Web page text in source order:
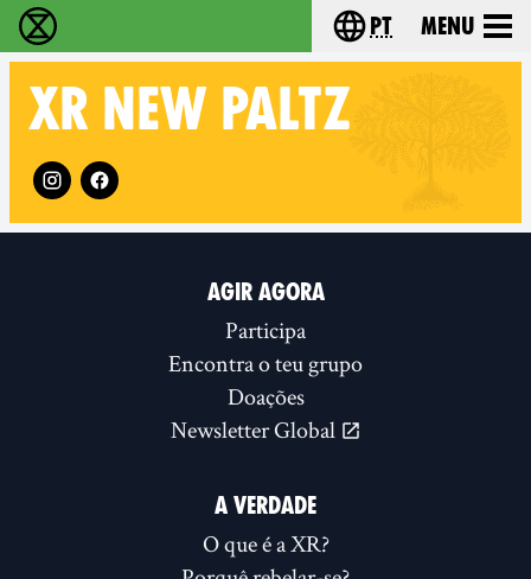
Extinction Rebellion - Home Choose your
pt Menu
XR NEW PALTZ
Follow XR New Paltz on
AGIR AGORA
Participa
Encontra o teu grupo
Doações
Newsletter Global
A VERDADE
O que é a XR?